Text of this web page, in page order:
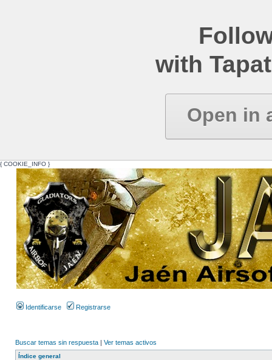
with
Open in
{ COOKIE_INFO }
Identificarse Registrarse
Buscar temas sin respuesta | Ver temas activos
Índice general